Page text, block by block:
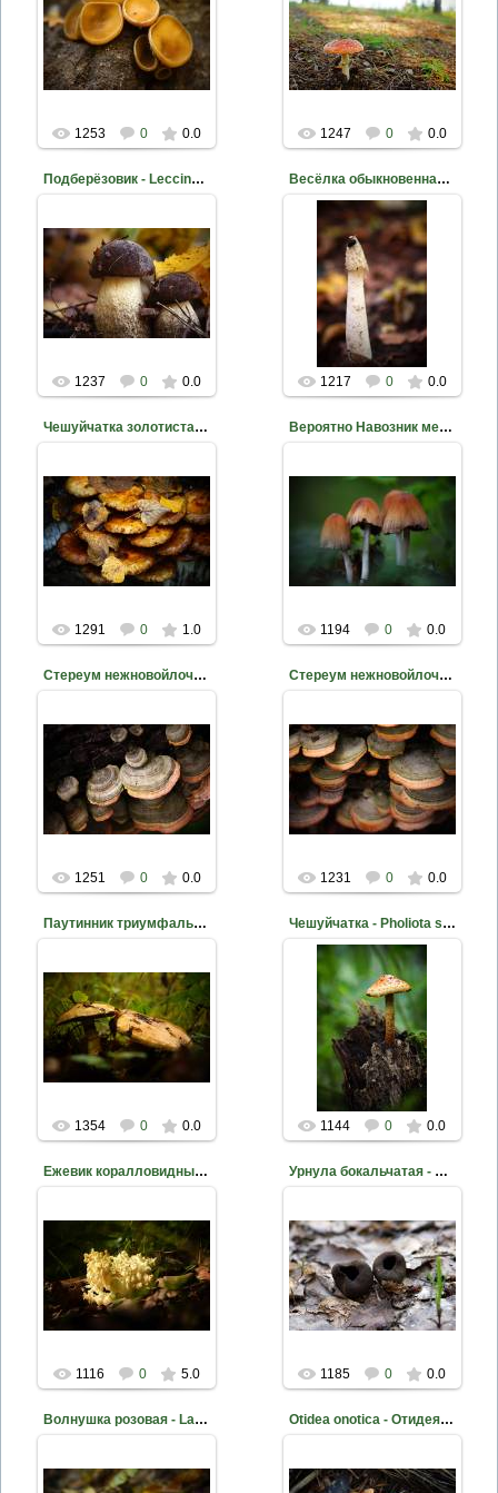
2015-11-10
Фото Д. Жуков
mite
1253 0 0.0
2015-11-03
Фото Д. Жуков
mite
1247 0 0.0
Подберёзовик - Leccinum sp.
2015-10-30
Фото Д. Жуков
mite
1237 0 0.0
Весёлка обыкновенная - Phallus impudlcus
2015-10-23
Фото Д. Жуков
mite
1217 0 0.0
Чешуйчатка золотистая - Pholiota aurivella
2015-10-22
Фото Д. Жуков
mite
1291 0 1.0
Вероятно Навозник мерцающий - Сoprinus micaceus
2015-10-09
Фото Д. Жуков
mite
1194 0 0.0
Стереум нежновойлочный - Stereum subtomentosum
2015-09-23
Фото Д. Жуков
mite
1251 0 0.0
Стереум нежновойлочный - Stereum subtomentosum
2015-09-23
Фото Д. Жуков
mite
1231 0 0.0
Паутинник триумфальный - Cortinarius triumphans
2015-09-17
Фото Д. Жуков
mite
1354 0 0.0
Чешуйчатка - Pholiota squarrosoides
2015-09-17
Фото Д. Жуков
mite
1144 0 0.0
Ежевик коралловидный - Hericium coralloides
2015-09-02
Фото Д. Жуков
mite
1116 0 5.0
Урнула бокальчатая - Urnula craterium
2015-06-02
Фото Д. Жуков
mite
1185 0 0.0
Волнушка розовая - Lactarius torminosus Otidea onotica - Отидея ослиная